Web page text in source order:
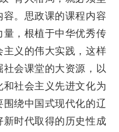
。思政课的课程内容
，根植于中华优秀传
义的伟大实践，这样
会课堂的大资源，以
社会主义先进文化为
绕中国式现代化的辽
时代取得的历史性成